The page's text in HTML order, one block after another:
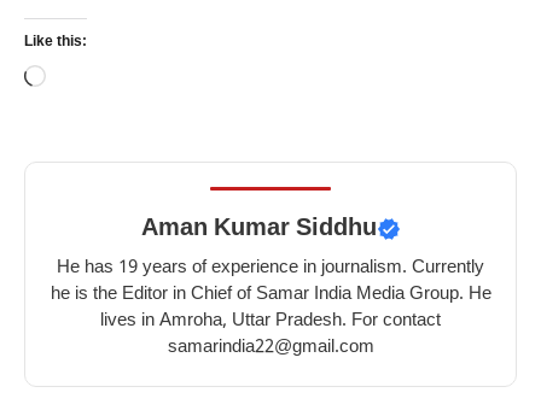
Like this:
Loading…
Aman Kumar Siddhu
He has 19 years of experience in journalism. Currently
he is the Editor in Chief of Samar India Media Group. He
lives in Amroha, Uttar Pradesh. For contact
samarindia22@gmail.com